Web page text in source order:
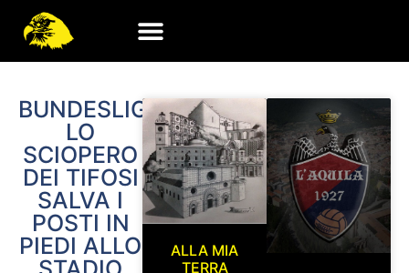
BUNDESLIGA,
LO
SCIOPERO
DEI TIFOSI
SALVA I
POSTI IN
PIEDI ALLO
ALLA MIA
TERRA